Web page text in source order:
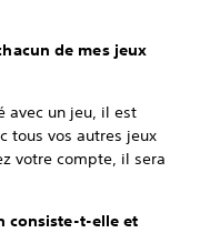
de mes jeux
avec un jeu, il est
tous vos autres jeux
votre compte, il sera
consiste-t-elle et